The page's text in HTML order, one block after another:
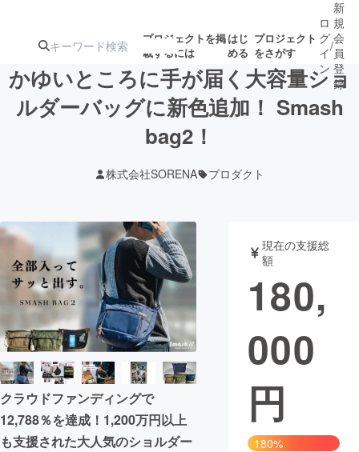
プロジェクトを掲
載するには
はじ
める
プロジェクト
をさがす
注目の新着プロ 募集終了が近いプ
テクノロジー・ガジェット
映像・映画 書籍・雑誌
ビジネス・起業 チャレンジ
まちづくり・地域活性化
CAMPFIRE for Social Good
CAMPFIRE Creation
ロ
グ
イ
ン
/
新
規
会
員
登
録
かゆいところに手が届く大容量ショ
ルダーバッグに新色追加！ Smash
bag2！
株式会社SORENA プロダクト
クラウドファンディングで
12,788％を達成！1,200万円以上
も支援された大人気のショルダー
現在の支援総
額
180,
000
円
180%